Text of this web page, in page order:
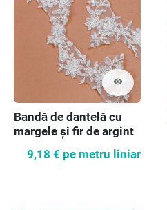
visibility
Bandă de dantelă cu
margele și fir de argint
9,18 € pe metru liniar